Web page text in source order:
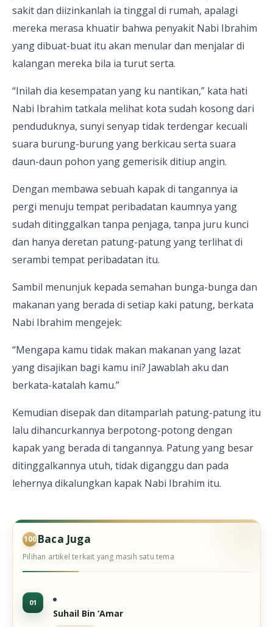
sakit dan diizinkanlah ia tinggal di rumah, apalagi
mereka merasa khuatir bahwa penyakit Nabi Ibrahim
yang dibuat-buat itu akan menular dan menjalar di
kalangan mereka bila ia turut serta.
“Inilah dia kesempatan yang ku nantikan,” kata hati
Nabi Ibrahim tatkala melihat kota sudah kosong dari
penduduknya, sunyi senyap tidak terdengar kecuali
suara burung-burung yang berkicau serta suara
daun-daun pohon yang gemerisik ditiup angin.
Dengan membawa sebuah kapak di tangannya ia
pergi menuju tempat peribadatan kaumnya yang
sudah ditinggalkan tanpa penjaga, tanpa juru kunci
dan hanya deretan patung-patung yang terlihat di
serambi tempat peribadatan itu.
Sambil menunjuk kepada semahan bunga-bunga dan
makanan yang berada di setiap kaki patung, berkata
Nabi Ibrahim mengejek:
“Mengapa kamu tidak makan makanan yang lazat
yang disajikan bagi kamu ini? Jawablah aku dan
berkata-katalah kamu.”
Kemudian disepak dan ditamparlah patung-patung itu
lalu dihancurkannya berpotong-potong dengan
kapak yang berada di tangannya. Patung yang besar
ditinggalkannya utuh, tidak diganggu dan pada
lehernya dikalungkan kapak Nabi Ibrahim itu.
Baca Juga
Pilihan artikel terkait yang masih satu tema
Suhail Bin ‘Amar